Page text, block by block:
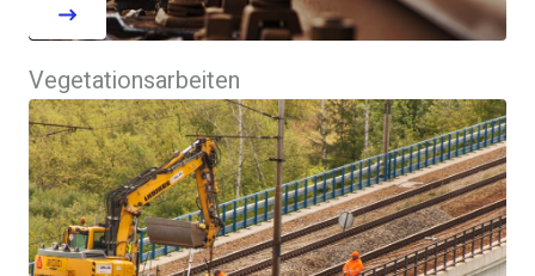
Vegetationsarbeiten